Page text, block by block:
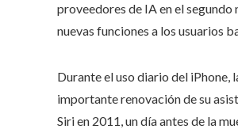
proveedores de IA en el
nuevas funciones a los usuarios
Durante el uso diario del
importante renovación de su
Siri en 2011, un día antes de la